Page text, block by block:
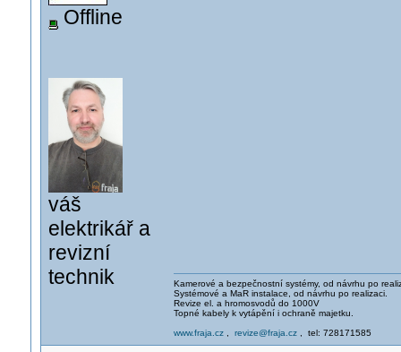
Offline
váš
elektrikář a
revizní
technik
Kamerové a bezpečnostní systémy, od návrhu po
Systémové a MaR instalace, od návrhu po realizaci.
Revize el. a hromosvodů do 1000V
Topné kabely k vytápění i ochraně majetku.
www.fraja.cz, revize@fraja.cz, tel: 728171585